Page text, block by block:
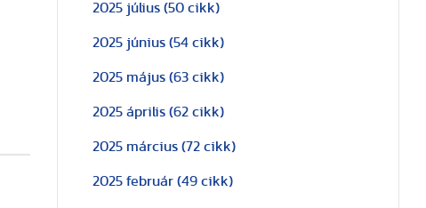
2025 július (50 cikk)
2025 június (54 cikk)
2025 május (63 cikk)
2025 április (62 cikk)
2025 március (72 cikk)
2025 február (49 cikk)